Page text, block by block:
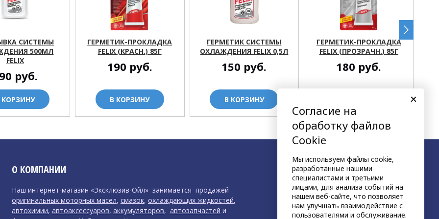
СИСТЕМЫ
500МЛ
FELIX
руб.
КОРЗИНУ
ГЕРМЕТИК-ПРОКЛАДКА
FELIX (КРАСН.) 85Г
190 руб.
В КОРЗИНУ
ГЕРМЕТИК СИСТЕМЫ
ОХЛАЖДЕНИЯ FELIX 0,5Л
150 руб.
В КОРЗИНУ
ГЕРМЕТИК-ПРОКЛАДКА
FELIX (ПРОЗРАЧН.) 85Г
180 руб.
О КОМПАНИИ
Наш интернет-магазин «Эксклюзив-Ойл» занимается продажей
оригинальных моторных масел, смазок, охлаждающих жидкостей,
автохимии, автоаксессуаров, аккумуляторов, автозапчастей и
Согласие на
обработку файлов
Cookie
Мы используем файлы cookie,
разработанные нашими
специалистами и третьими
лицами, для анализа событий на
нашем веб-сайте, что позволяет
нам улучшать взаимодействие с
пользователями и обслуживание.